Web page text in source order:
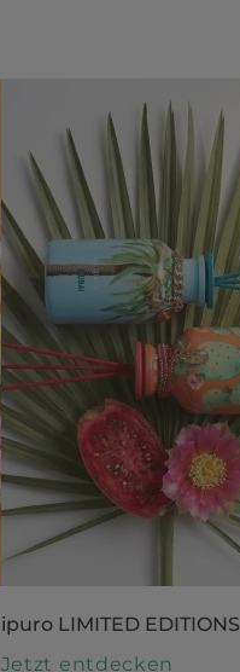
ipuro LIMITED EDITIONS
Jetzt entdecken